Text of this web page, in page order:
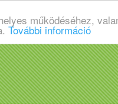
működéséhez,
További információ